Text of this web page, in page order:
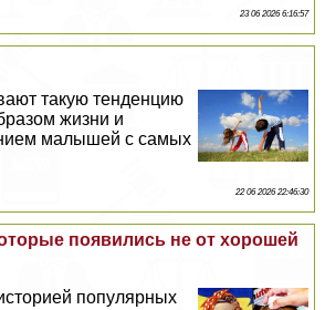
23 06 2026 6:16:57
такую тенденцию
жизни и
малышей с самых
22 06 2026 22:46:30
появились не от хорошей
популярных